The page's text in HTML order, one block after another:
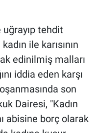
uğrayıp tehdit
ile karısının
edinilmiş malları
iddia eden karşı
son
Dairesi, "Kadın
abisine borç olarak